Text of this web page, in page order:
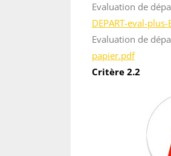
Evaluation de
DEPART-eval-
Evaluation de
papier.pdf
Critère 2.2